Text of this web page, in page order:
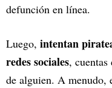
defunción en línea.
Luego, intentan
redes sociales,
de alguien. A menudo,